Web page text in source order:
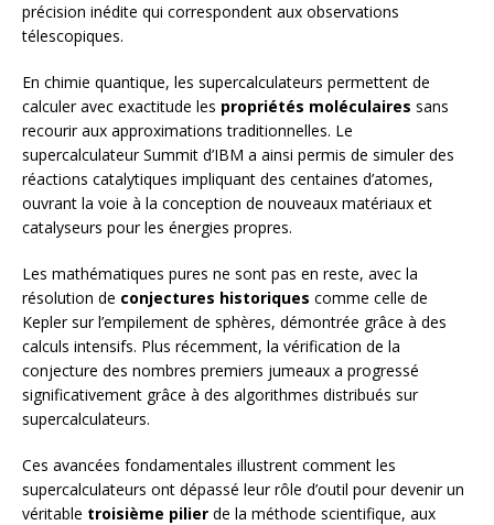
précision inédite qui correspondent aux observations
télescopiques.
En chimie quantique, les supercalculateurs permettent de
calculer avec exactitude les propriétés moléculaires sans
recourir aux approximations traditionnelles. Le
supercalculateur Summit d’IBM a ainsi permis de simuler des
réactions catalytiques impliquant des centaines d’atomes,
ouvrant la voie à la conception de nouveaux matériaux et
catalyseurs pour les énergies propres.
Les mathématiques pures ne sont pas en reste, avec la
résolution de conjectures historiques comme celle de
Kepler sur l’empilement de sphères, démontrée grâce à des
calculs intensifs. Plus récemment, la vérification de la
conjecture des nombres premiers jumeaux a progressé
significativement grâce à des algorithmes distribués sur
supercalculateurs.
Ces avancées fondamentales illustrent comment les
supercalculateurs ont dépassé leur rôle d’outil pour devenir un
véritable troisième pilier de la méthode scientifique, aux